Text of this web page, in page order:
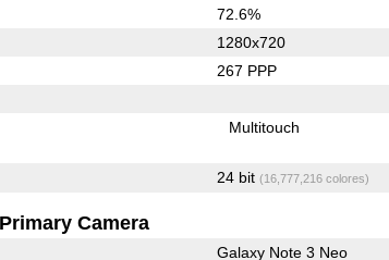
72.6%
1280x720
267 PPP
Multitouch
24 bit (16,777,216 colores)
Primary Camera
Galaxy Note 3 Neo